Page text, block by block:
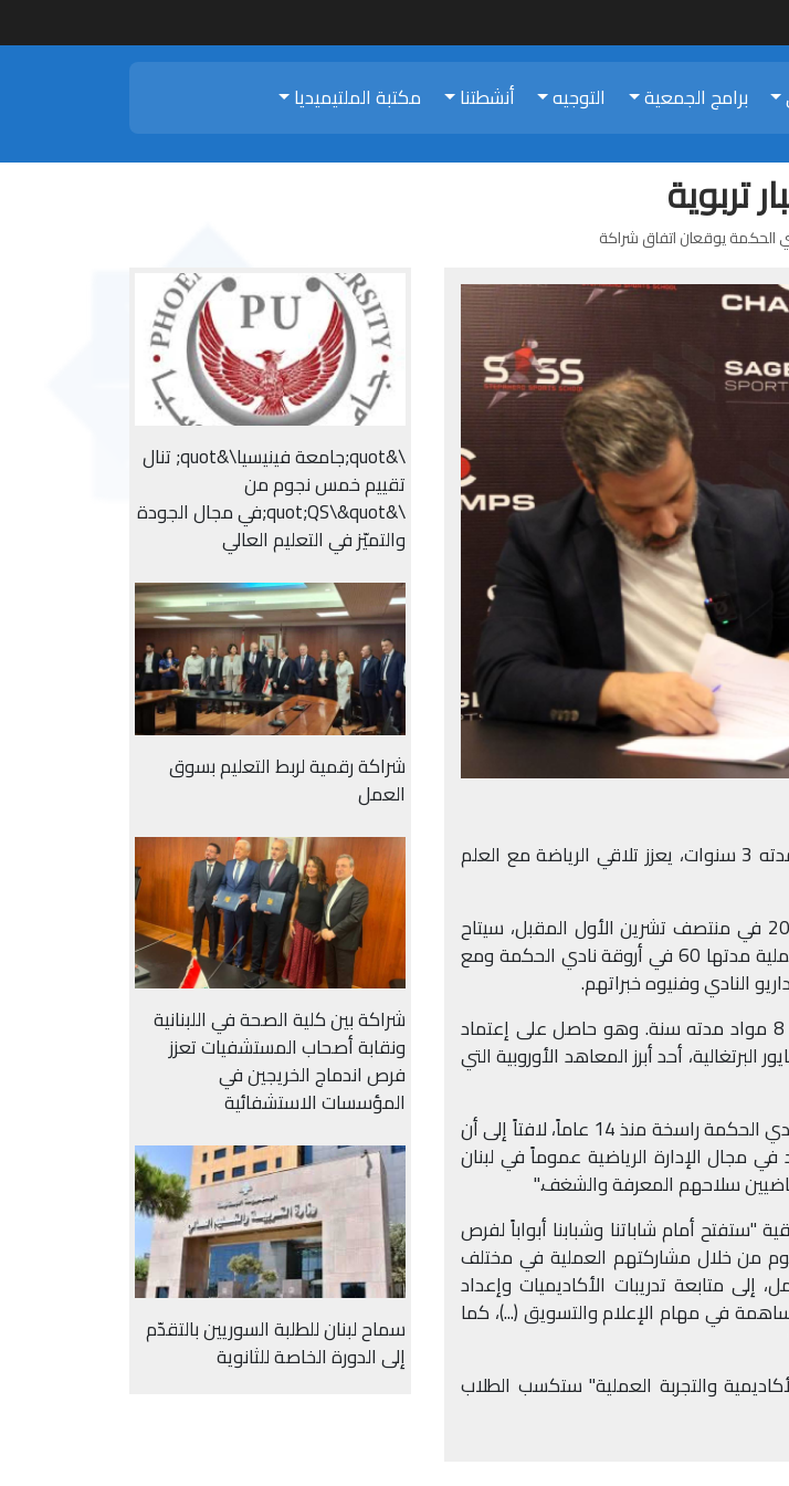
برامج الجمعية التوجيه أنشطتنا مكتبة الملتيميديا
تربوية
الحكمة يوقعان اتفاق شراكة
وطنية - وقع معهد "ستيب أهيد" ونادي الحكمة الرياضي اتفاق شراكة مدته 3 سنوات، يعزز تلاقي الرياضة مع العلم
وبموجب هذه الخطوة التي تنطلق مع بدء الموسم الدراسي 2025 – 2026 في منتصف تشرين الأول المقبل، سيتاح
لطالبات المعهد وطلابه في برنامج الإدارة الرياضية معايشة تجربة ميدانية عملية مدتها 60 في أروقة نادي الحكمة ومع
النادي وفنيوه خبراتهم.
يشمل دبلوم الإدارة الرياضية الذي يمنحه معهد "ستيب أهيد" منهاجاً من 8 مواد مدته سنة. وهو حاصل على إعتماد
أحد أبرز المعاهد الأوروبية التي
وأوضح المؤسس المدير العام لـ"ستيب أهيد" فؤاد جرجس أن العلاقة مع نادي الحكمة راسخة منذ 14 عاماً، لافتاً إلى أن
مجال الإدارة الرياضية عموماً في لبنان
سلاحهم المعرفة والشغف".
أمام شاباتنا وشبابنا أبواباً لفرص
من خلال مشاركتهم العملية في مختلف
متابعة تدريبات الأكاديميات وإعداد
في مهام الإعلام والتسويق (...)، كما
والتجربة العملية" ستكسب الطلاب
\&quot;جامعة فينيسيا\&quot; تنال
تقييم خمس نجوم من
\&quot;QS\&quot;في مجال الجودة
والتميّز في التعليم العالي
شراكة رقمية لربط التعليم بسوق
العمل
شراكة بين كلية الصحة في اللبنانية
ونقابة أصحاب المستشفيات تعزز
فرص اندماج الخريجين في
المؤسسات الاستشفائية
سماح لبنان للطلبة السوريين بالتقدّم
إلى الدورة الخاصة للثانوية